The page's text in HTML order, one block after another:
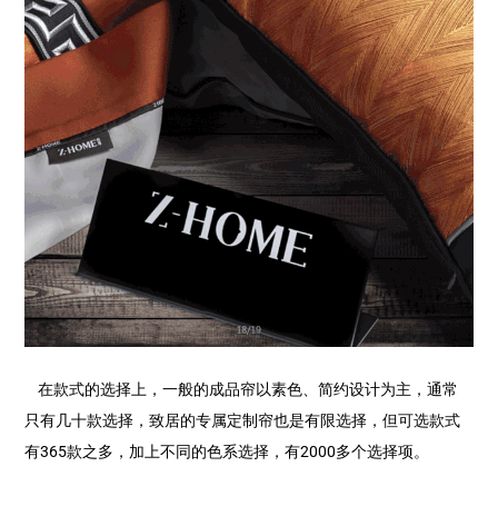
在款式的选择上，一般的成品帘以素色、简约设计为主，通常
只有几十款选择，致居的专属定制帘也是有限选择，但可选款式
有365款之多，加上不同的色系选择，有2000多个选择项。